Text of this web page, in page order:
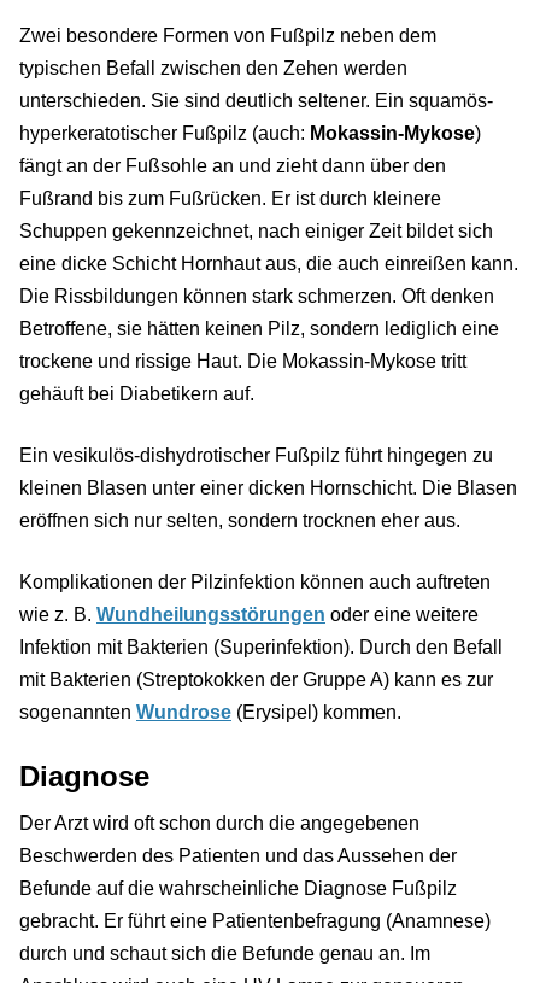
Zwei besondere Formen von Fußpilz neben dem
typischen Befall zwischen den Zehen werden
unterschieden. Sie sind deutlich seltener. Ein squamös-
hyperkeratotischer Fußpilz (auch: Mokassin-Mykose)
fängt an der Fußsohle an und zieht dann über den
Fußrand bis zum Fußrücken. Er ist durch kleinere
Schuppen gekennzeichnet, nach einiger Zeit bildet sich
eine dicke Schicht Hornhaut aus, die auch einreißen kann.
Die Rissbildungen können stark schmerzen. Oft denken
Betroffene, sie hätten keinen Pilz, sondern lediglich eine
trockene und rissige Haut. Die Mokassin-Mykose tritt
gehäuft bei Diabetikern auf.
Ein vesikulös-dishydrotischer Fußpilz führt hingegen zu
kleinen Blasen unter einer dicken Hornschicht. Die Blasen
eröffnen sich nur selten, sondern trocknen eher aus.
Komplikationen der Pilzinfektion können auch auftreten
wie z. B. Wundheilungsstörungen oder eine weitere
Infektion mit Bakterien (Superinfektion). Durch den Befall
mit Bakterien (Streptokokken der Gruppe A) kann es zur
sogenannten Wundrose (Erysipel) kommen.
Diagnose
Der Arzt wird oft schon durch die angegebenen
Beschwerden des Patienten und das Aussehen der
Befunde auf die wahrscheinliche Diagnose Fußpilz
gebracht. Er führt eine Patientenbefragung (Anamnese)
durch und schaut sich die Befunde genau an. Im